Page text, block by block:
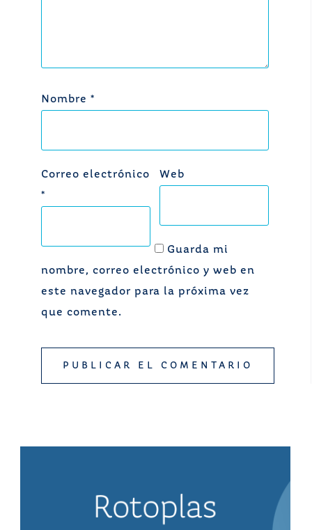
Nombre *
Correo electrónico
*
Web
Guarda mi
nombre, correo electrónico y web en
este navegador para la próxima vez
que comente.